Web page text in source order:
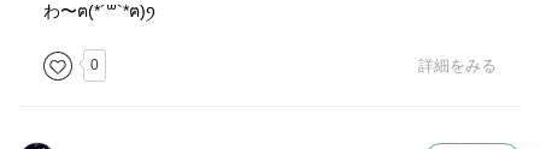
わ〜ฅ(*‎´꒳`*ฅ)ꪆ
0 詳細をみる